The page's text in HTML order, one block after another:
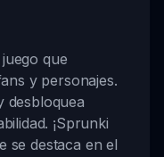
que
y personajes.
desbloquea
¡Sprunki
se destaca en el